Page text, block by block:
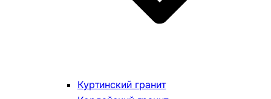
Куртинский гранит